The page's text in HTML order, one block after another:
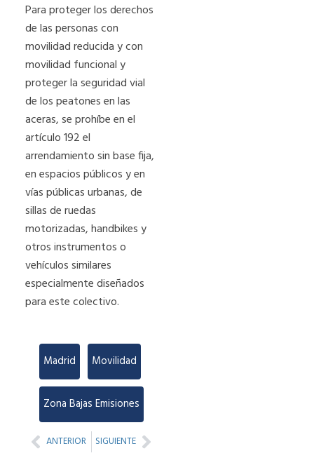
Para proteger los derechos
de las personas con
movilidad reducida y con
movilidad funcional y
proteger la seguridad vial
de los peatones en las
aceras, se prohíbe en el
artículo 192 el
arrendamiento sin base fija,
en espacios públicos y en
vías públicas urbanas, de
sillas de ruedas
motorizadas, handbikes y
otros instrumentos o
vehículos similares
especialmente diseñados
para este colectivo.
Madrid Movilidad
Zona Bajas Emisiones
Prev
ANTERIOR SIGUIENTENext